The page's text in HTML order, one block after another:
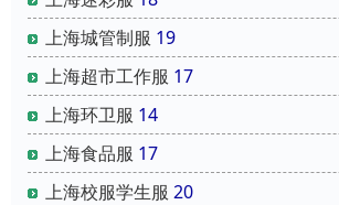
上海城管制服 19
上海超市工作服 17
上海环卫服 14
上海食品服 17
上海校服学生服 20